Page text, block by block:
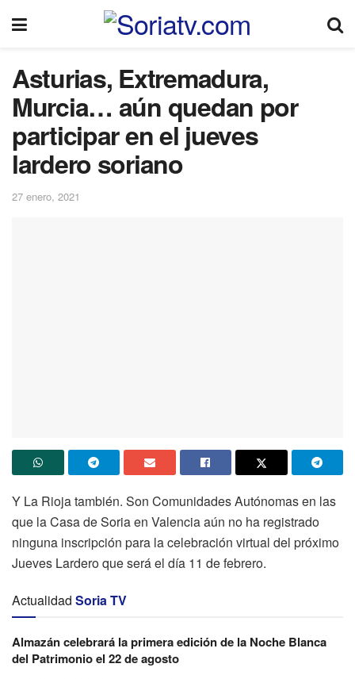
Asturias, Extremadura,
Murcia… aún quedan por
participar en el jueves
lardero soriano
27 enero, 2021
Y La Rioja también. Son Comunidades Autónomas en las
que la Casa de Soria en Valencia aún no ha registrado
ninguna inscripción para la celebración virtual del próximo
Jueves Lardero que será el día 11 de febrero.
Actualidad Soria TV
Almazán celebrará la primera edición de la Noche Blanca
del Patrimonio el 22 de agosto